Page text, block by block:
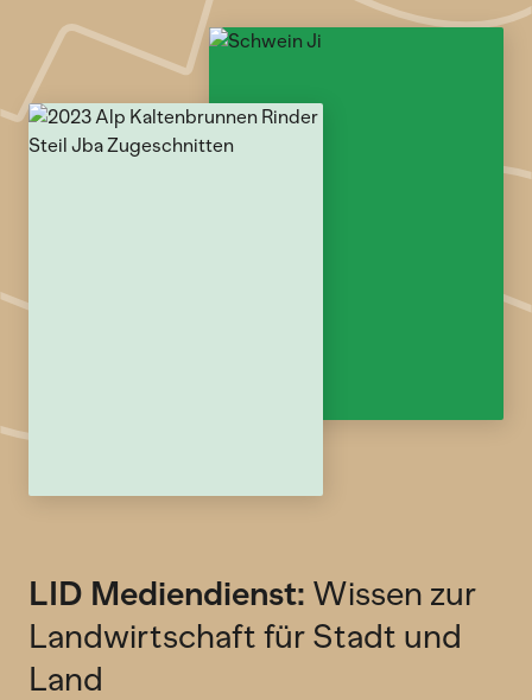
LID Mediendienst: Wissen zur
Landwirtschaft für Stadt und
Land